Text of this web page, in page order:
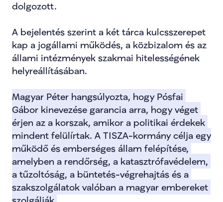
dolgozott.
A bejelentés szerint a két tárca kulcsszerepet
kap a jogállami működés, a közbizalom és az
állami intézmények szakmai hitelességének
helyreállításában.
Magyar Péter hangsúlyozta, hogy Pósfai
Gábor kinevezése garancia arra, hogy véget
érjen az a korszak, amikor a politikai érdekek
mindent felülírtak. A TISZA-kormány célja egy
működő és emberséges állam felépítése,
amelyben a rendőrség, a katasztrófavédelem,
a tűzoltóság, a büntetés-végrehajtás és a
szakszolgálatok valóban a magyar embereket